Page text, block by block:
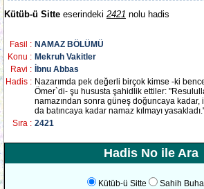
Kütüb-ü Sitte eserindeki 2421 nolu hadis
Fasil : NAMAZ BÖLÜMÜ
Konu : Mekruh Vakitler
Ravi :
İbnu Abbas
Hadis : Nazarımda pek değerli birçok kimse -ki
Ömer`di- şu hususta şahidlik ettiler:
namazından sonra güneş doğuncaya kadar,
da batıncaya kadar namaz kılmayı
Sıra : 2421
Hadis No ile Ara
Kütüb-ü Sitte Sahih